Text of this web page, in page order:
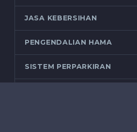
JASA KEBERSIHAN
PENGENDALIAN HAMA
SISTEM PERPARKIRAN